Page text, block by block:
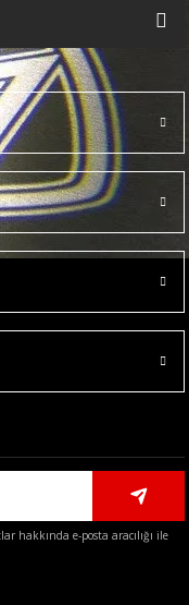
ve diğer
formunu kullanarak
hakkında e-posta aracılığı ile